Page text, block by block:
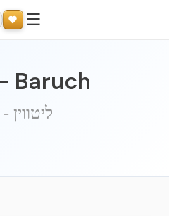
☰
Baruch
ליטווין